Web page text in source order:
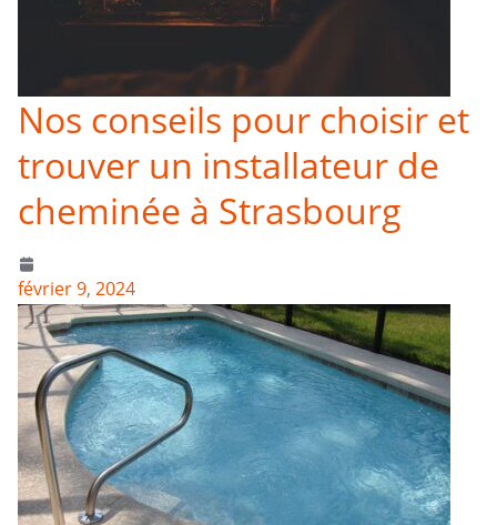
Nos conseils pour choisir et
trouver un installateur de
cheminée à Strasbourg
février 9, 2024